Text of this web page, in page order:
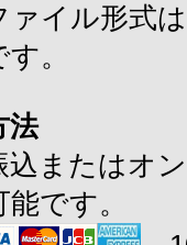
ァイル形式
。
法
込またはオ
です。